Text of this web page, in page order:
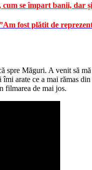
se împart banii, dar
fost plătit de
spre Măguri. A venit să
arate ce a mai rămas
filmarea de mai jos.